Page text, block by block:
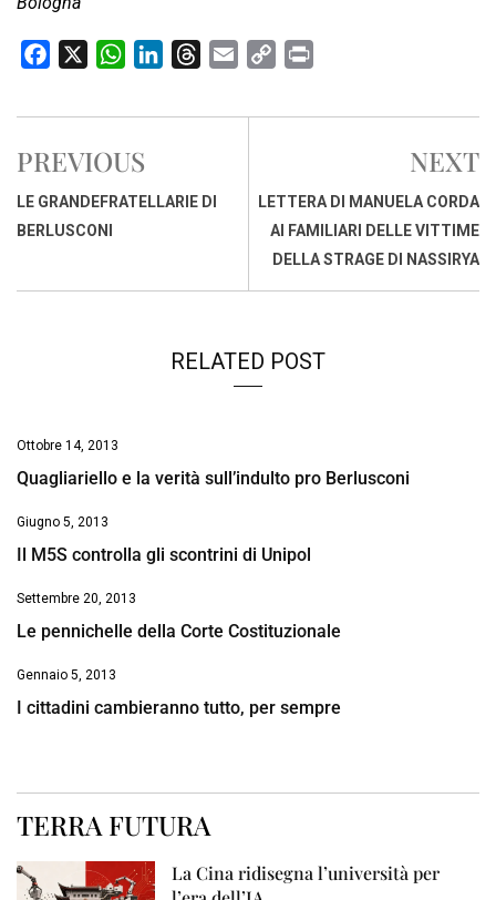
c
b
o
o
W
a
s
A
n
d
r
d
a
p
i
n
k
i
PREVIOUS
LE GRANDEFRATELLARIE DI
BERLUSCONI
NEXT
LETTERA DI MANUELA CORDA
AI FAMILIARI DELLE VITTIME
DELLA STRAGE DI NASSIRYA
RELATED POST
Ottobre 14, 2013
Quagliariello e la verità sull’indulto pro Berlusconi
Giugno 5, 2013
Il M5S controlla gli scontrini di Unipol
Settembre 20, 2013
Le pennichelle della Corte Costituzionale
Gennaio 5, 2013
I cittadini cambieranno tutto, per sempre
TERRA FUTURA
La Cina ridisegna l’università per